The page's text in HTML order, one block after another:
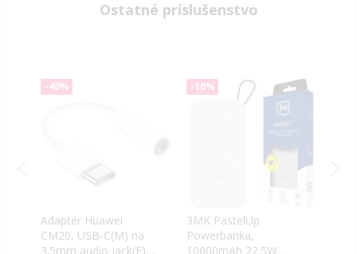
Ostatné príslušenstvo
-40%
Adaptér Huawei
CM20, USB-C(M) na
3.5mm audio jack(F),
-10%
3MK PastelUp
Powerbanka,
10000mAh 22.5W